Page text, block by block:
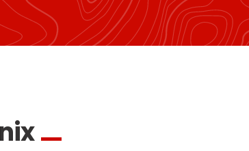
Alpes del sur
Macizo Central
Córcega
Challenge des moniteurs
Nordic Skiercross